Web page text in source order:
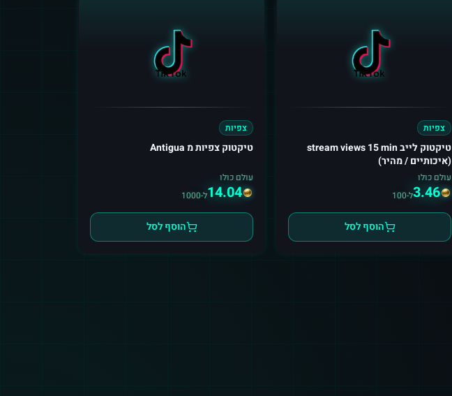
צפיות
טיקטוק לייב stream views 15 min
(איכותיים / מהיר)
עולם כולו
3.46ל-100
הוסף לסל
צפיות
טיקטוק צפיות מ Antigua
עולם כולו
14.04ל-1000
הוסף לסל